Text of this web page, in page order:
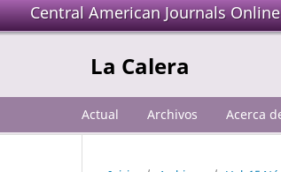
Central American Journals Online
La Calera
Actual Archivos Acerca